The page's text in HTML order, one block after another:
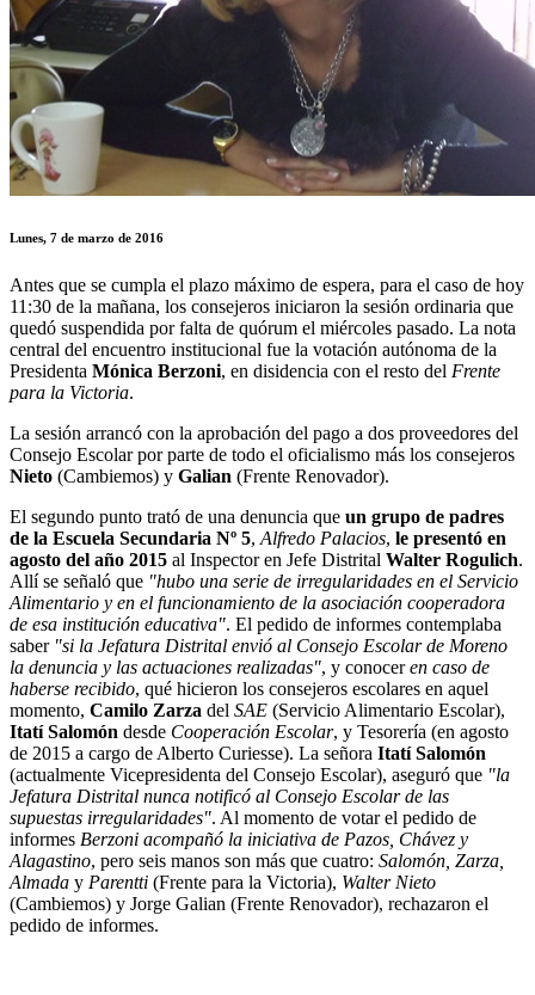
Lunes, 7 de marzo de 2016
Antes que se cumpla el plazo máximo de espera, para el caso de hoy
11:30 de la mañana, los consejeros iniciaron la sesión ordinaria que
quedó suspendida por falta de quórum el miércoles pasado. La nota
central del encuentro institucional fue la votación autónoma de la
Presidenta Mónica Berzoni, en disidencia con el resto del Frente
para la Victoria.
La sesión arrancó con la aprobación del pago a dos proveedores del
Consejo Escolar por parte de todo el oficialismo más los consejeros
Nieto (Cambiemos) y Galian (Frente Renovador).
El segundo punto trató de una denuncia que un grupo de padres
de la Escuela Secundaria Nº 5, Alfredo Palacios, le presentó en
agosto del año 2015 al Inspector en Jefe Distrital Walter Rogulich.
Allí se señaló que "hubo una serie de irregularidades en el Servicio
Alimentario y en el funcionamiento de la asociación cooperadora
de esa institución educativa". El pedido de informes contemplaba
saber "si la Jefatura Distrital envió al Consejo Escolar de Moreno
la denuncia y las actuaciones realizadas", y conoceren caso de
haberse recibido, qué hicieron los consejeros escolares en aquel
momento, Camilo Zarza del SAE (Servicio Alimentario Escolar),
Itatí Salomón desde Cooperación Escolar, y Tesorería (en agosto
de 2015 a cargo de Alberto Curiesse). La señora Itatí Salomón
(actualmente Vicepresidenta del Consejo Escolar), aseguró que "la
Jefatura Distrital nunca notificó al Consejo Escolar de las
supuestas irregularidades". Al momento de votar el pedido de
informes Berzoni acompañó la iniciativa de Pazos, Chávez y
Alagastino, pero seis manos son más que cuatro: Salomón, Zarza,
Almada y Parentti (Frente para la Victoria), Walter Nieto
(Cambiemos) y Jorge Galian (Frente Renovador), rechazaron el
pedido de informes.